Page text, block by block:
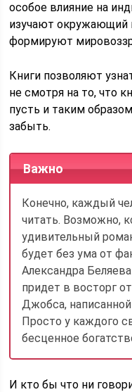
особое влияние на
изучают окружающий
формируют
Книги позволяют
не смотря на то, что
пусть и таким
забыть.
Важно
Конечно, каждый
читать. Возможно,
удивительный
будет без ума от
Александра
придет в восторг
Джобса,
Просто у каждого
бесценное
И кто бы что ни